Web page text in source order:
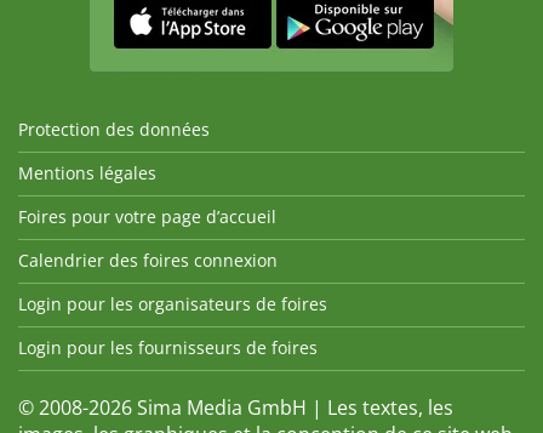
Protection des données
Mentions légales
Foires pour votre page d’accueil
Calendrier des foires connexion
Login pour les organisateurs de foires
Login pour les fournisseurs de foires
© 2008-2026 Sima Media GmbH | Les textes, les